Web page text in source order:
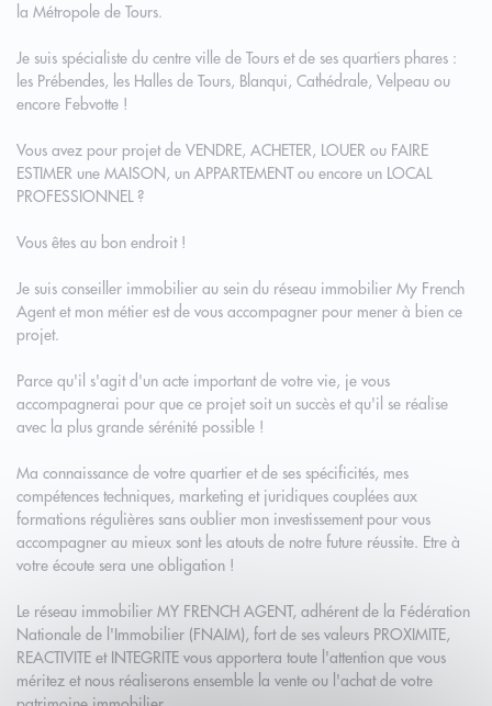
la Métropole de Tours.
Je suis spécialiste du centre ville de Tours et de ses quartiers phares :
les Prébendes, les Halles de Tours, Blanqui, Cathédrale, Velpeau ou
encore Febvotte !
Vous avez pour projet de VENDRE, ACHETER, LOUER ou FAIRE
ESTIMER une MAISON, un APPARTEMENT ou encore un LOCAL
PROFESSIONNEL ?
Vous êtes au bon endroit !
Je suis conseiller immobilier au sein du réseau immobilier My French
Agent et mon métier est de vous accompagner pour mener à bien ce
projet.
Parce qu'il s'agit d'un acte important de votre vie, je vous
accompagnerai pour que ce projet soit un succès et qu'il se réalise
avec la plus grande sérénité possible !
Ma connaissance de votre quartier et de ses spécificités, mes
compétences techniques, marketing et juridiques couplées aux
formations régulières sans oublier mon investissement pour vous
accompagner au mieux sont les atouts de notre future réussite. Etre à
votre écoute sera une obligation !
Le réseau immobilier MY FRENCH AGENT, adhérent de la Fédération
Nationale de l'Immobilier (FNAIM), fort de ses valeurs PROXIMITE,
REACTIVITE et INTEGRITE vous apportera toute l'attention que vous
méritez et nous réaliserons ensemble la vente ou l'achat de votre